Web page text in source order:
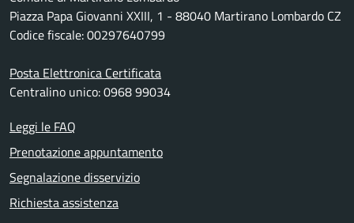
Piazza Papa Giovanni XXIII, 1 - 88040 Martirano Lombardo CZ
Codice fiscale: 00297640799
Posta Elettronica Certificata
Centralino unico: 0968 99034
Leggi le FAQ
Prenotazione appuntamento
Segnalazione disservizio
Richiesta assistenza